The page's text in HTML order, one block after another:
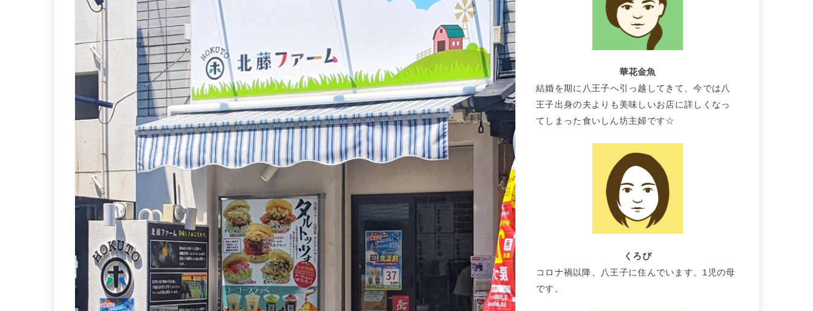
華花金魚
結婚を期に八王子へ引っ越してきて、今では八
王子出身の夫よりも美味しいお店に詳しくなっ
てしまった食いしん坊主婦です☆
くろぴ
コロナ禍以降、八王子に住んでいます。1児の母
です。